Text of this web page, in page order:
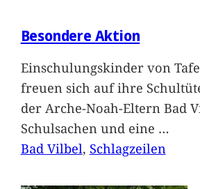
Besondere Aktion
Einschulungskinder von
freuen sich auf ihre
der Arche-Noah-Eltern Bad
Schulsachen und eine …
Bad Vilbel, Schlagzeilen